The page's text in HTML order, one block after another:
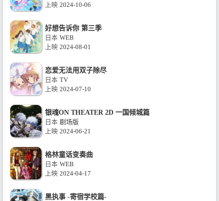
上映 2024-10-06
好想告诉你 第三季
日本 WEB
上映 2024-08-01
恋爱无法用双子除尽
日本 TV
上映 2024-07-10
银魂ON THEATER 2D 一国倾城篇
日本 剧场版
上映 2024-06-21
格林童话变奏曲
日本 WEB
上映 2024-04-17
黑执事 -寄宿学校篇-